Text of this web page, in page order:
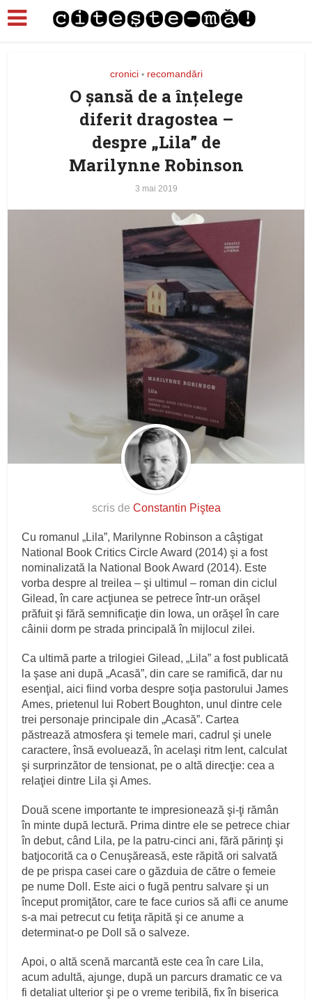
cronici • recomandări
O şansă de a înţelege
diferit dragostea –
despre „Lila” de
Marilynne Robinson
3 mai 2019
scris de Constantin Piştea
Cu romanul „Lila”, Marilynne Robinson a câştigat
National Book Critics Circle Award (2014) şi a fost
nominalizată la National Book Award (2014). Este
vorba despre al treilea – şi ultimul – roman din ciclul
Gilead, în care acţiunea se petrece într-un orăşel
prăfuit şi fără semnificaţie din Iowa, un orăşel în care
câinii dorm pe strada principală în mijlocul zilei.
Ca ultimă parte a trilogiei Gilead, „Lila” a fost publicată
la şase ani după „Acasă”, din care se ramifică, dar nu
esenţial, aici fiind vorba despre soţia pastorului James
Ames, prietenul lui Robert Boughton, unul dintre cele
trei personaje principale din „Acasă”. Cartea
păstrează atmosfera şi temele mari, cadrul şi unele
caractere, însă evoluează, în acelaşi ritm lent, calculat
şi surprinzător de tensionat, pe o altă direcţie: cea a
relaţiei dintre Lila şi Ames.
Două scene importante te impresionează şi-ţi rămân
în minte după lectură. Prima dintre ele se petrece chiar
în debut, când Lila, pe la patru-cinci ani, fără părinţi şi
batjocorită ca o Cenuşăreasă, este răpită ori salvată
de pe prispa casei care o găzduia de către o femeie
pe nume Doll. Este aici o fugă pentru salvare şi un
început promiţător, care te face curios să afli ce anume
s-a mai petrecut cu fetiţa răpită şi ce anume a
determinat-o pe Doll să o salveze.
Apoi, o altă scenă marcantă este cea în care Lila,
acum adultă, ajunge, după un parcurs dramatic ce va
fi detaliat ulterior şi pe o vreme teribilă, fix în biserica